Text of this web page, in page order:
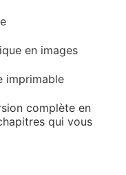
en images
imprimable
complète en
qui vous